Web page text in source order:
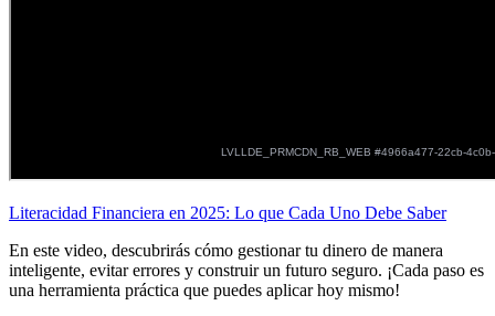
Literacidad Financiera en 2025: Lo que Cada Uno Debe Saber
En este video, descubrirás cómo gestionar tu dinero de manera
inteligente, evitar errores y construir un futuro seguro. ¡Cada paso es
una herramienta práctica que puedes aplicar hoy mismo!